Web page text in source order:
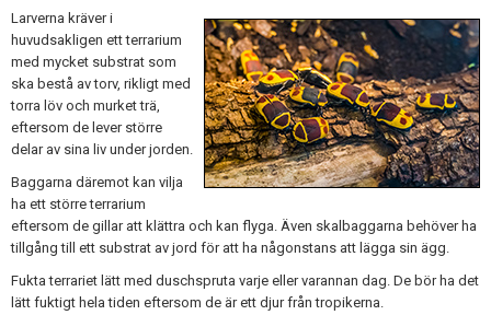
Larverna kräver i
huvudsakligen ett terrarium
med mycket substrat som
ska bestå av torv, rikligt med
torra löv och murket trä,
eftersom de lever större
delar av sina liv under jorden.
Baggarna däremot kan vilja
ha ett större terrarium
eftersom de gillar att klättra och kan flyga. Även skalbaggarna behöver ha
tillgång till ett substrat av jord för att ha någonstans att lägga sin ägg.
Fukta terrariet lätt med duschspruta varje eller varannan dag. De bör ha det
lätt fuktigt hela tiden eftersom de är ett djur från tropikerna.